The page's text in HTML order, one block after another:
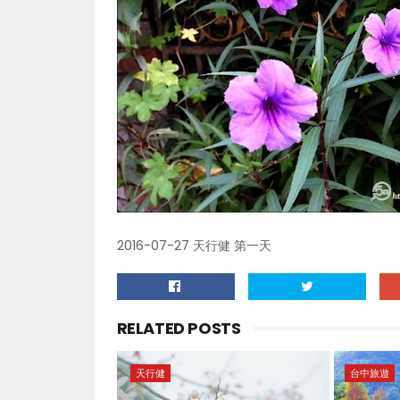
2016-07-27 天行健 第一天
RELATED POSTS
天行健 台中旅遊